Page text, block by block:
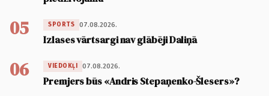
05 SPORTS 07.08.2026.
Izlases vārtsargi nav glābēji Daliņā
06 VIEDOKĻI 07.08.2026.
Premjers būs «Andris Stepaņenko-Šlesers»?